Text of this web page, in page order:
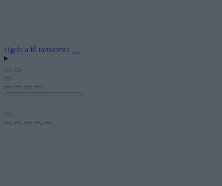
Ugrás a fő tartalomra